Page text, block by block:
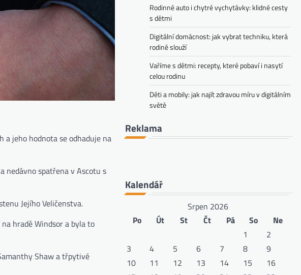
jeho hodnota se odhaduje na
nedávno spatřena v Ascotu s
Jejího Veličenstva.
hradě Windsor a byla to
Shaw a třpytivé
Rodinné auto i chytré vychytávky: klidné cesty
s dětmi
Digitální domácnost: jak vybrat techniku, která
rodině slouží
Vaříme s dětmi: recepty, které pobaví i nasytí
celou rodinu
Děti a mobily: jak najít zdravou míru v digitálním
světě
Reklama
Kalendář
Srpen 2026
Po
Út St Čt Pá So
Ne
1
2
3
4 5 6 7 8
9
10
11 12 13 14 15
16